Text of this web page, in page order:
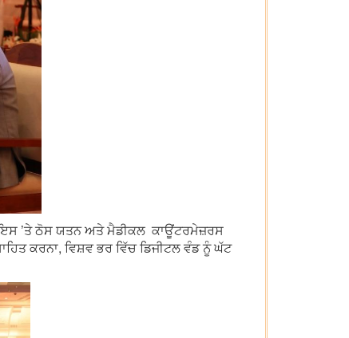
ਇਸ ’ਤੇ ਠੋਸ ਯਤਨ ਅਤੇ ਮੈਡੀਕਲ ਕਾਊਂਟਰਮੇਜ਼ਰਸ
ਕਰਨਾ, ਵਿਸ਼ਵ ਭਰ ਵਿੱਚ ਡਿਜੀਟਲ ਵੰਡ ਨੂੰ ਘੱਟ